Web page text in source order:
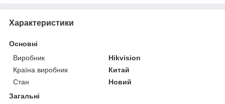
Характеристики
Основні
Виробник
Hikvision
Країна виробник
Китай
Стан
Новий
Загальні